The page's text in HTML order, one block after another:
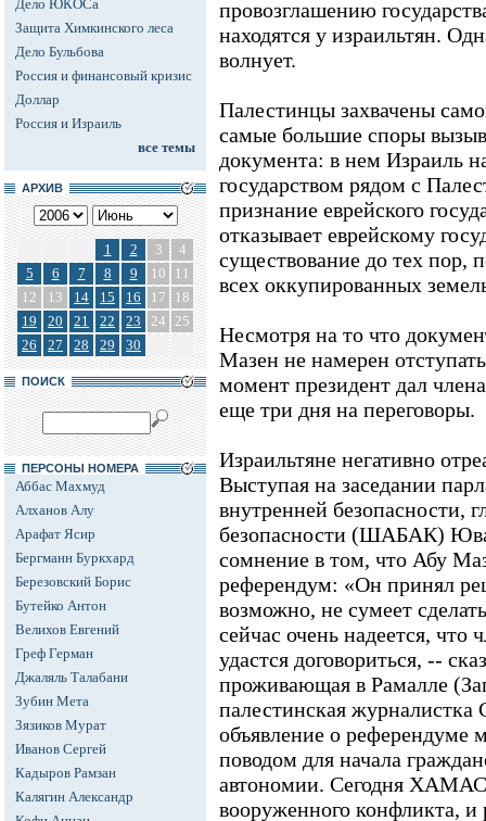
Дело ЮКОСа
Защита Химкинского леса
Дело Бульбова
Россия и финансовый кризис
Доллар
Россия и Израиль
все темы
АРХИВ
1 2 3
4
5
6 7 8 9 10
11
12
13 14 15 16 17
18
19
20 21 22 23 24 25
26
27 28 29 30
ПОИСК
ПЕРСОНЫ НОМЕРА
Аббас Махмуд
Алханов Алу
Арафат Ясир
Бергманн Буркхард
Березовский Борис
Бутейко Антон
Велихов Евгений
Греф Герман
Джаляль Талабани
Зубин Мета
Зязиков Мурат
Иванов Сергей
Кадыров Рамзан
Калягин Александр
провозглашению
находятся у израильтян.
волнует.
Палестинцы захвачены
самые большие споры
документа: в нем Израиль
государством рядом с
признание еврейского
отказывает еврейскому
существование до тех пор,
всех оккупированных
Несмотря на то что
Мазен не намерен
момент президент дал
еще три дня на переговоры.
Израильтяне негативно
Выступая на заседании
внутренней безопасности,
безопасности (ШАБАК)
сомнение в том, что Абу
референдум: «Он принял
возможно, не сумеет
сейчас очень надеется,
удастся договориться, --
проживающая в Рамалле
палестинская
объявление о референдуме
поводом для начала
автономии. Сегодня
вооруженного конфликта, и